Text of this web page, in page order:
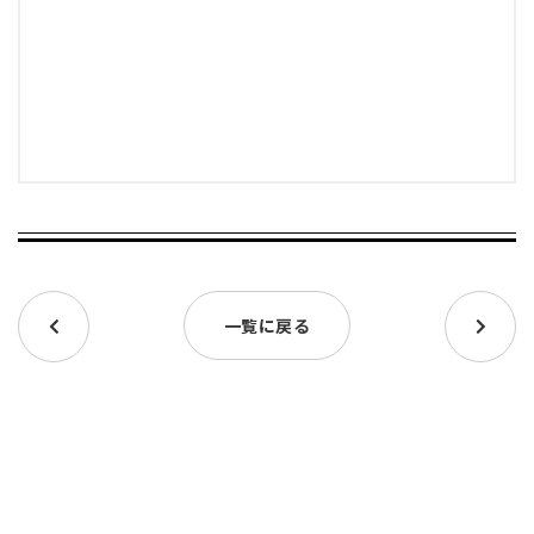
一覧に戻る